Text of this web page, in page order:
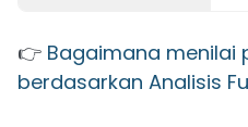
👉 Bagaimana menilai
berdasarkan Analisis